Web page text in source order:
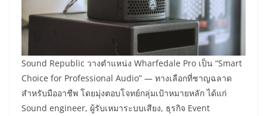
Sound Republic วางตำแหน่ง Wharfedale Pro เป็น “Smart
Choice for Professional Audio” — ทางเลือกที่ชาญฉลาด
สำหรับมืออาชีพ โดยมุ่งตอบโจทย์กลุ่มเป้าหมายหลัก ได้แก่
Sound engineer, ผู้รับเหมาระบบเสียง, ธุรกิจ Event